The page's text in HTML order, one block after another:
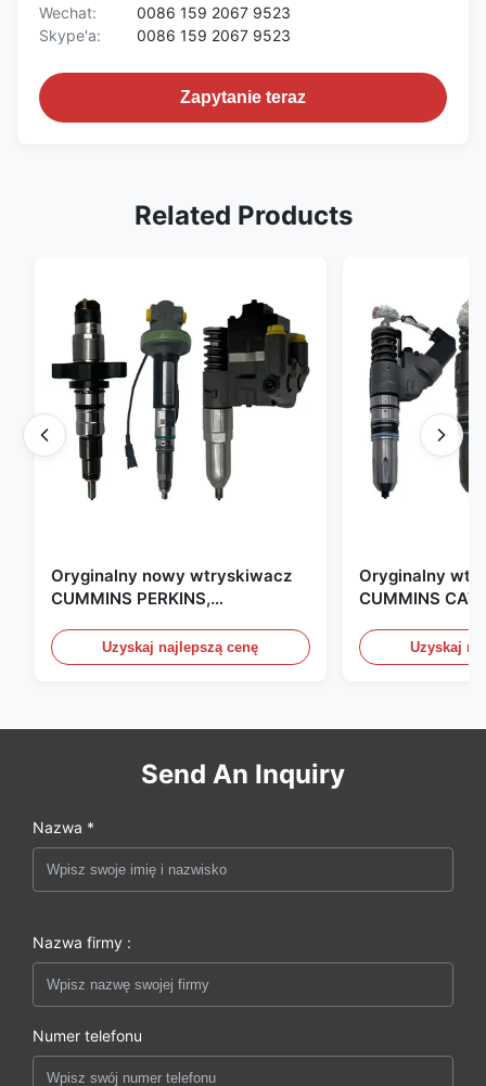
Wechat:
0086 159 2067 9523
Skype'a:
0086 159 2067 9523
Zapytanie teraz
Related Products
Oryginalny nowy wtryskiwacz
CUMMINS PERKINS,
CAT, CUMMINS, Pkerins Dealer,
wszystko jest oryginalnie nowe
Uzyskaj najlepszą cenę
Oryginalny
CUMMINS CAT
Zjednoczonych.
Uzyskaj
Send An Inquiry
Nazwa *
Nazwa firmy :
Numer telefonu